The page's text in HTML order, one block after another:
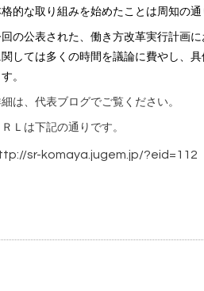
的な取り組みを始めたことは周知の通
の公表された、働き方改革実行計画
関しては多くの時間を議論に費やし、
。
は、代表ブログでご覧ください。
ＲＬは下記の通りです。
sr-komaya.jugem.jp/?eid=112